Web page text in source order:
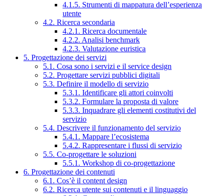
4.1.5. Strumenti di mappatura dell’esperienza
utente
4.2. Ricerca secondaria
4.2.1. Ricerca documentale
4.2.2. Analisi benchmark
4.2.3. Valutazione euristica
5. Progettazione dei servizi
5.1. Cosa sono i servizi e il service design
5.2. Progettare servizi pubblici digitali
5.3. Definire il modello di servizio
5.3.1. Identificare gli attori coinvolti
5.3.2. Formulare la proposta di valore
5.3.3. Inquadrare gli elementi costitutivi del
servizio
5.4. Descrivere il funzionamento del servizio
5.4.1. Mappare l’ecosistema
5.4.2. Rappresentare i flussi di servizio
5.5. Co-progettare le soluzioni
5.5.1. Workshop di co-progettazione
6. Progettazione dei contenuti
6.1. Cos’è il content design
6.2. Ricerca utente sui contenuti e il linguaggio